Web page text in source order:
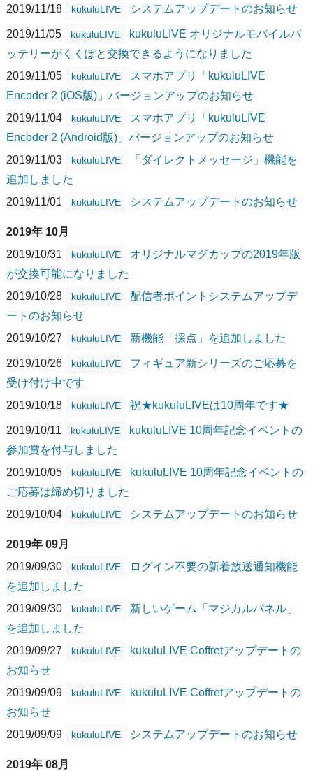
2019/11/18
kukuluLIVE システムアップデートのお知らせ
2019/11/05 kukuluLIVE
kukuluLIVE オリジナルモバイルバ
ッテリーがくくぽと交換できるようになりました
2019/11/05
kukuluLIVE
スマホアプリ「kukuluLIVE
Encoder 2 (iOS版)」バージョンアップのお知らせ
2019/11/04
kukuluLIVE
スマホアプリ「kukuluLIVE
Encoder 2 (Android版)」バージョンアップのお知らせ
2019/11/03
kukuluLIVE
「ダイレクトメッセージ」機能を
追加しました
2019/11/01
kukuluLIVE システムアップデートのお知らせ
2019年 10月
2019/10/31
kukuluLIVE
オリジナルマグカップの2019年版
が交換可能になりました
2019/10/28
kukuluLIVE
配信者ポイントシステムアップデ
ートのお知らせ
2019/10/27
kukuluLIVE 新機能「採点」を追加しました
2019/10/26 kukuluLIVE
フィギュア新シリーズのご応募を
受け付け中です
2019/10/18
kukuluLIVE 祝★kukuluLIVEは10周年です★
2019/10/11 kukuluLIVE
kukuluLIVE 10周年記念イベントの
参加賞を付与しました
2019/10/05
kukuluLIVE
kukuluLIVE 10周年記念イベントの
ご応募は締め切りました
2019/10/04
kukuluLIVE システムアップデートのお知らせ
2019年 09月
2019/09/30
kukuluLIVE
ログイン不要の新着放送通知機能
を追加しました
2019/09/30
kukuluLIVE
新しいゲーム「マジカルパネル」
を追加しました
2019/09/27
kukuluLIVE
kukuluLIVE Coffretアップデートの
お知らせ
2019/09/09
kukuluLIVE
kukuluLIVE Coffretアップデートの
お知らせ
2019/09/09
kukuluLIVE システムアップデートのお知らせ
2019年 08月